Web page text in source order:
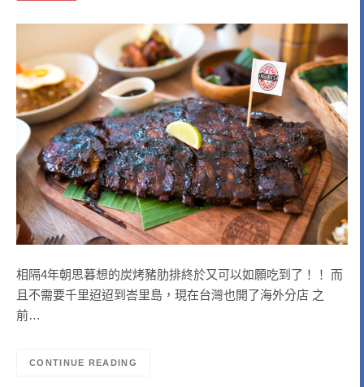
相隔4年朝思暮想的炭烤豬肋排終於又可以如願吃到了！！ 而
且不需要千里迢迢到峇里島，現在台灣也開了海外分店 之
前…
CONTINUE READING